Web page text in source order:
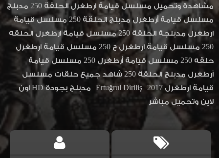
مشاهدة وتحميل مسلسل قيامة ارطغرل الحلقة 250 مدبلج
مسلسل قيامة أرطغرل مدبلج الحلقة 250 مسلسل قيامة
ارطغرل مدبلجة الحلقة 250 مسلسل قيامة ارطغرل الحلقه
250 مسلسل قيامة ارطغرل ح 250 مسلسل قيامة ارطغرل
حلقه 250 مسلسل قيامة أرطغرل 250 مسلسل قيامة
أرطغرل مدبلج الحلقة 250 شاهد جميع حلقات مسلسل
قيامة ارطغرل 2017 Ertuğrul Diriliş مدبلج بجودة HD اون
لاين وتحميل مباشر